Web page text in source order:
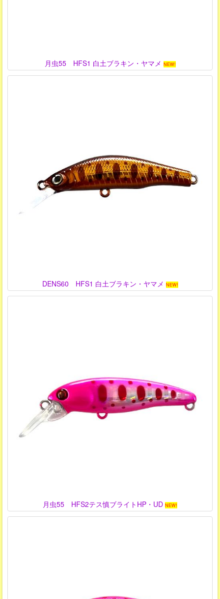
月虫55 HFS1 白土ブラキン・ヤマメ NEW!
DENS60 HFS1 白土ブラキン・ヤマメ NEW!
月虫55 HFS2テス慎ブライトHP・UD NEW!